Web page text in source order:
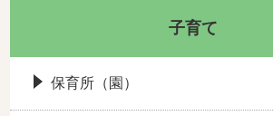
子育て
保育所（園）